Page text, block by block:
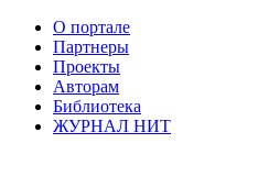
О портале
Партнеры
Проекты
Авторам
Библиотека
ЖУРНАЛ НИТ